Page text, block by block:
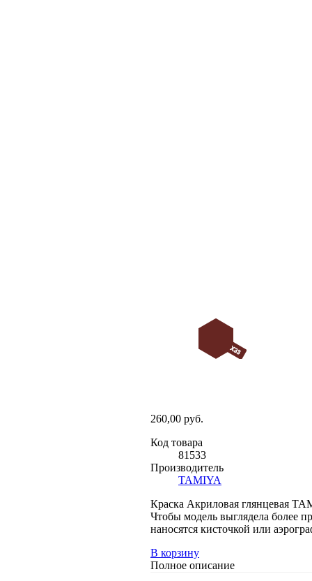
260,00 руб.
Код товара
81533
Производитель
TAMIYA
Краска Акриловая глянцевая
Чтобы модель выглядела более
наносятся кисточкой или
В корзину
Полное описание